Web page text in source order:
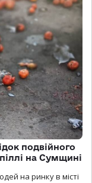
подвійного
на Сумщині
на ринку в місті